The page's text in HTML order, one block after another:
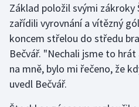
Základ položil svými zákroky
zařídili vyrovnání a vítězný
koncem střelou do středu
Bečvář. "Nechali jsme to
na mně, bylo mi řečeno, že
uvedl Bečvář.